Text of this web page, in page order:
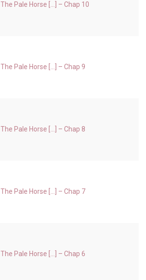
The Pale Horse [...] – Chap 10
The Pale Horse [...] – Chap 9
The Pale Horse [...] – Chap 8
The Pale Horse [...] – Chap 7
The Pale Horse [...] – Chap 6